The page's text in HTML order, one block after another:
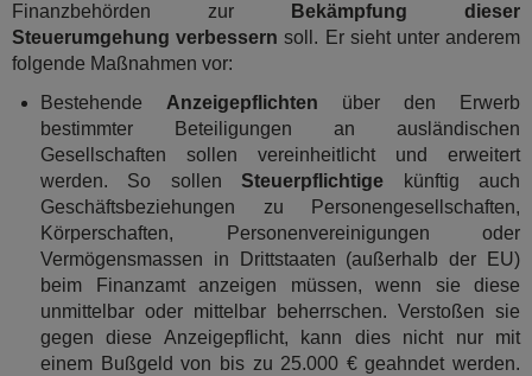
Finanzbehörden zur
Bekämpfung dieser
Steuerumgehung verbessern soll. Er sieht unter anderem
folgende Maßnahmen vor:
Bestehende Anzeigepflichten über den Erwerb
bestimmter Beteiligungen an ausländischen
Gesellschaften sollen vereinheitlicht und erweitert
werden. So sollenSteuerpflichtige
künftig auch
Geschäftsbeziehungen zu Personengesellschaften,
Körperschaften, Personenvereinigungen oder
Vermögensmassen in Drittstaaten (außerhalb der EU)
beim Finanzamt anzeigen müssen, wenn sie diese
unmittelbar oder mittelbar beherrschen. Verstoßen sie
gegen diese Anzeigepflicht, kann dies nicht nur mit
einem Bußgeld von bis zu 25.000 € geahndet werden.